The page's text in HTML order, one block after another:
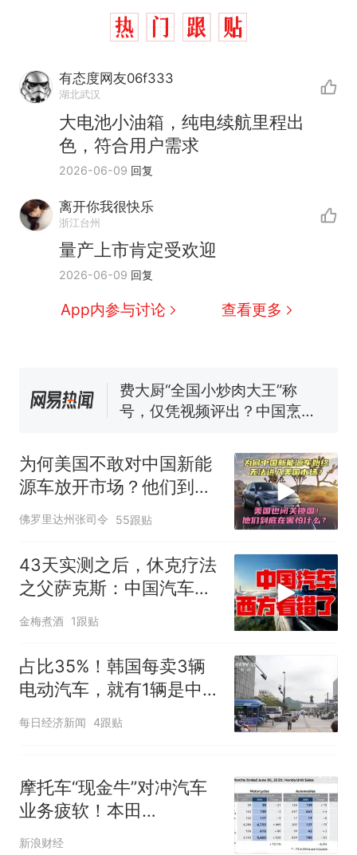
有态度网友06f333
湖北武汉
大电池小油箱，纯电续航里程出
色，符合用户需求
2026-06-09 回复
离开你我很快乐
浙江台州
量产上市肯定受欢迎
2026-06-09 回复
App内参与讨论 查看更多
热 西班牙飞地休达边境，摩洛
哥士兵搬起大石块投向移民引
争议，此前一天内数万人从摩
洛哥涌入西班牙
新 男子上山采菌偶然发现鸡枞
（新京报）
费大厨“全国小炒肉大王”称
号，仅凭视频评出？中国烹饪
官方通报
惊艳！字都飘起来了 博主在田
间创作“悬浮字” 网友：真·裸眼
3D！
热
西班牙飞地休达边境，摩洛
争议，此前一天内数万人从摩
洛哥涌入西班牙
为何美国不敢对中国新能
源车放开市场？他们到底
在害怕什么？
佛罗里达州张司令 55跟贴
43天实测之后，休克疗法
之父萨克斯：中国汽车，
西方都看错了
金梅煮酒 1跟贴
占比35%！韩国每卖3辆
电动汽车，就有1辆是中国
造！中国产特斯拉是主力
每日经济新闻 4跟贴
摩托车“现金牛”对冲汽车
业务疲软！本田
(HMC.US)借力日元疲软
新浪财经